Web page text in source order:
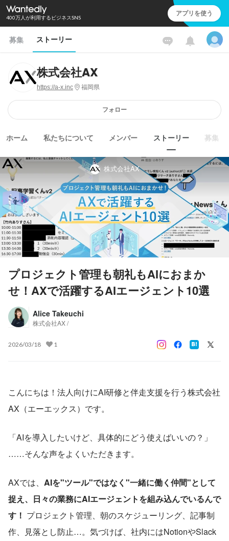
400万人が利用するビジネスSNS アプリを使う
募集 ストーリー
株式会社AX
https://a-x.inc 福岡県
フォロー
ホーム 私たちについて メンバー ストーリー 募集
株式会社AX
プロジェクト管理も朝礼もAIにおまか
せ！AXで活躍するAIエージェント10選
Alice Takeuchi
株式会社AX /
2026/03/18 1
こんにちは！法人向けにAI研修と伴走支援を行う株式会社
AX（エーエックス）です。
「AIを導入したいけど、具体的にどう使えばいいの？」
……そんな声をよくいただきます。
AXでは、 AIを"ツール"ではなく"一緒に働く仲間"として
捉え、日々の業務にAIエージェントを組み込んでいるんで
す！ プロジェクト管理、朝のスケジューリング、記事制
作、見落とし防止…。気づけば、社内にはNotionやSlack